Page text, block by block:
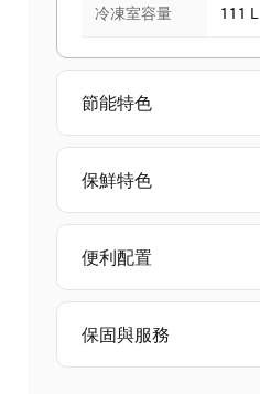
冷凍室容量 111 L
節能特色
保鮮特色
便利配置
保固與服務